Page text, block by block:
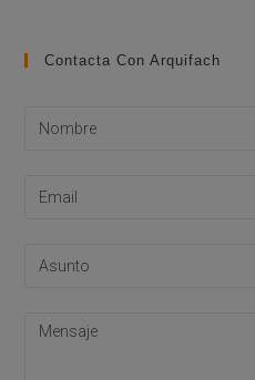
Contacta Con Arquifach